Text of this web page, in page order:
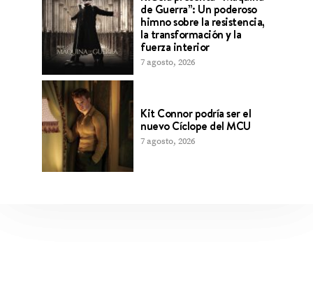
de Guerra”: Un poderoso
himno sobre la resistencia,
la transformación y la
fuerza interior
7 agosto, 2026
Kit Connor podría ser el
nuevo Cíclope del MCU
7 agosto, 2026